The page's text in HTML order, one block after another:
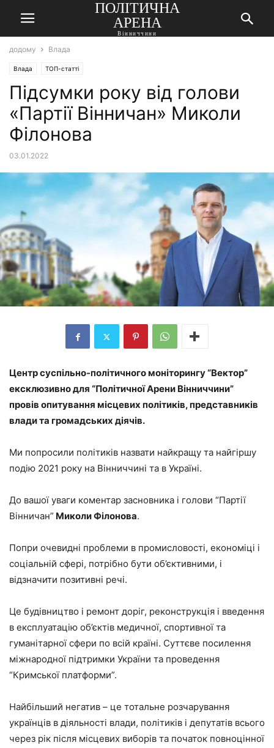
ПОЛІТИЧНА
АРЕНА
Вінниччини
додому Влада
Влада ТОП-статті
Підсумки року від голови
«Партії Вінничан» Миколи
Філонова
03.01.2022
Центр суспільно-політичного моніторингу “Вектор”
ексклюзивно для “Політичної Арени Вінниччини”
провів опитування місцевих політиків, представників
влади та громадських діячів.
Ми попросили політиків назвати найкращу та найгіршу
подію 2021 року на Вінниччині та в Україні.
До вашої уваги коментар засновника і голови “Партії
Вінничан” Миколи Філонова.
Попри очевидні проблеми в промисловості, економіці і
соціальній сфері, потрібно бути об’єктивними, і
відзначити позитивні речі.
Це будівництво і ремонт доріг, реконструкція і введення
в експлуатацію об’єктів медичної, спортивної та
гуманітарної сфери по всій країні. Суттєве посилення
міжнародної підтримки України та проведення
“Кримської платформи”.
Найбільший негатив – це тотальне розчарування
українців в діяльності влади, політиків і депутатів всього
через рік після місцевих виборів та початок повноцінної